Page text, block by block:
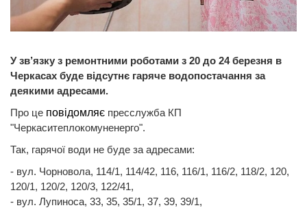
У зв’язку з ремонтними роботами з 20 до 24 березня в
Черкасах буде відсутнє гаряче водопостачання за
деякими адресами.
Про це повідомляє пресслужба КП
"Черкаситеплокомуненерго".
Так, гарячої води не буде за адресами:
- вул. Чорновола, 114/1, 114/42, 116, 116/1, 116/2, 118/2, 120,
120/1, 120/2, 120/3, 122/41,
- вул. Лупиноса, 33, 35, 35/1, 37, 39, 39/1,